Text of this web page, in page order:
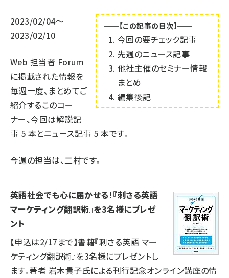
━━【この記事の目次】━━
今回の要チェック記事
先週のニュース記事
他社主催のセミナー情報
まとめ
編集後記
2023/02/04～
2023/02/10
Web 担当者 Forum
に掲載された情報を
毎週一度、まとめてご
紹介するこのコー
ナー、今回は解説記
事 5 本とニュース記事 5 本です。
今週の担当は、二村です。
英語社会でも心に届かせる！『刺さる英語
マーケティング翻訳術』を3名様にプレゼ
ント
【申込は2/17まで】書籍『刺さる英語 マー
ケティング翻訳術』を3名様にプレゼントし
ます。著者 岩木貴子氏による刊行記念オンライン講座の情